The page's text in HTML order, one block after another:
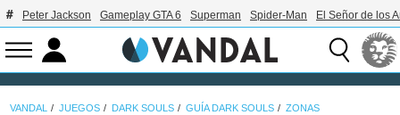
Peter Jackson Gameplay GTA 6 Superman Spider-Man El Señor de los
VANDAL JUEGOS DARK SOULS GUÍA DARK SOULS ZONAS